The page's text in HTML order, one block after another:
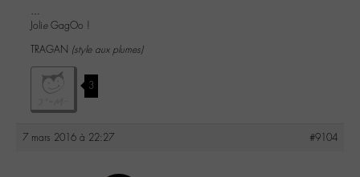
…
JolieGagOo !
TRAGAN (style aux plumes)
3
7 mars 2016 à 22:27 #9104